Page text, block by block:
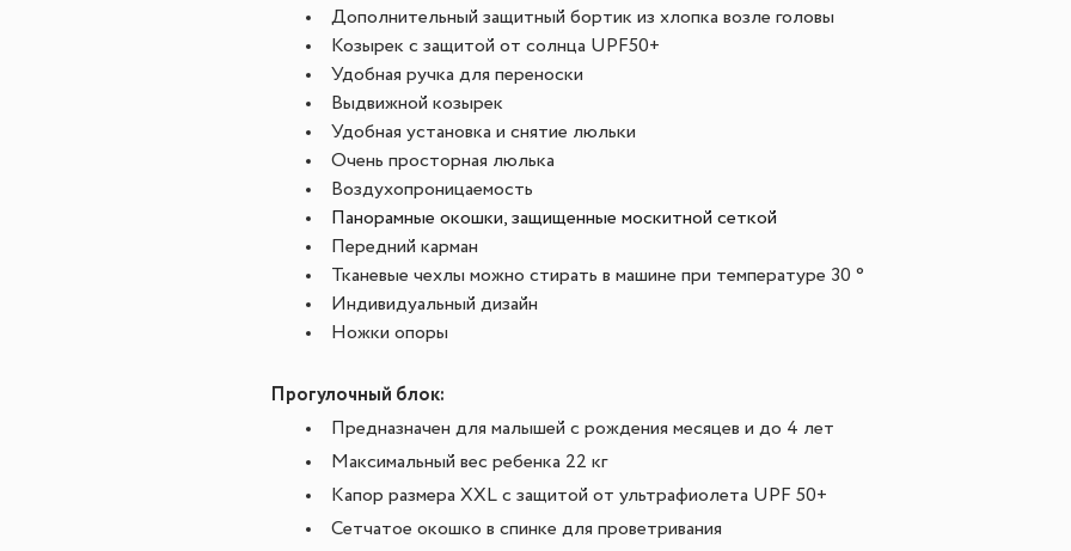
Дополнительный защитный бортик из хлопка возле головы
Козырек с защитой от солнца UPF50+
Удобная ручка для переноски
Выдвижной козырек
Удобная установка и снятие люльки
Очень просторная люлька
Воздухопроницаемость
Панорамные окошки, защищенные москитной сеткой
Передний карман
Тканевые чехлы можно стирать в машине при температуре 30 °
Индивидуальный дизайн
Ножки опоры
Прогулочный блок:
Предназначен для малышей с рождения месяцев и до 4 лет
Максимальный вес ребенка 22 кг
Капор размера XXL с защитой от ультрафиолета UPF 50+
Сетчатое окошко в спинке для проветривания